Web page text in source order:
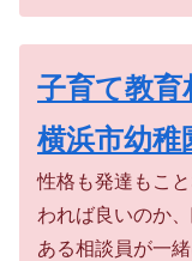
子育て教育
横浜市幼稚
性格も発達もこ
われば良いのか
ある相談員が一